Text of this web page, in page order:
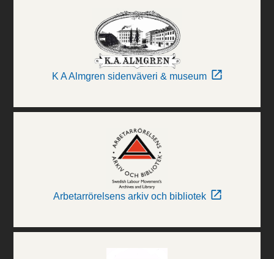
K A Almgren sidenväveri & museum
Arbetarrörelsens arkiv och bibliotek